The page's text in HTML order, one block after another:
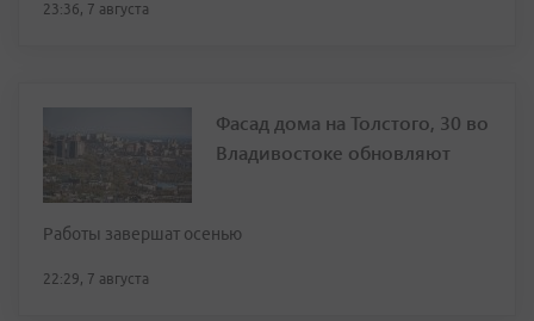
23:36, 7 августа
Фасад дома на Толстого, 30 во
Владивостоке обновляют
Работы завершат осенью
22:29, 7 августа